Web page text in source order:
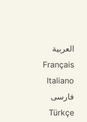
العربية
Français
Italiano
فارسی
Türkçe